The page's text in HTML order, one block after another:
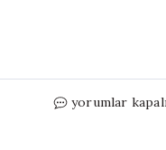
Bilgisayara
yorumlar